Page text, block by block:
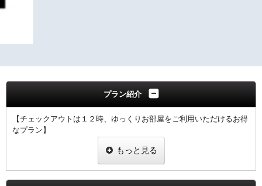
プラン紹介
【チェックアウトは１２時、ゆっくりお部屋をご利用いただけるお得
なプラン】
ＰＭ１２時までご滞在頂けるお得なプランです。
もっと見る